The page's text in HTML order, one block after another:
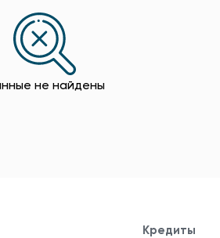
не найдены
Кредиты